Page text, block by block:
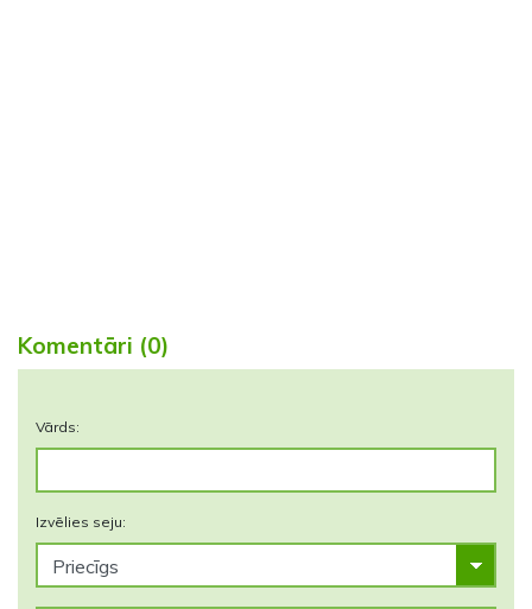
Komentāri (0)
Vārds:
Izvēlies seju: